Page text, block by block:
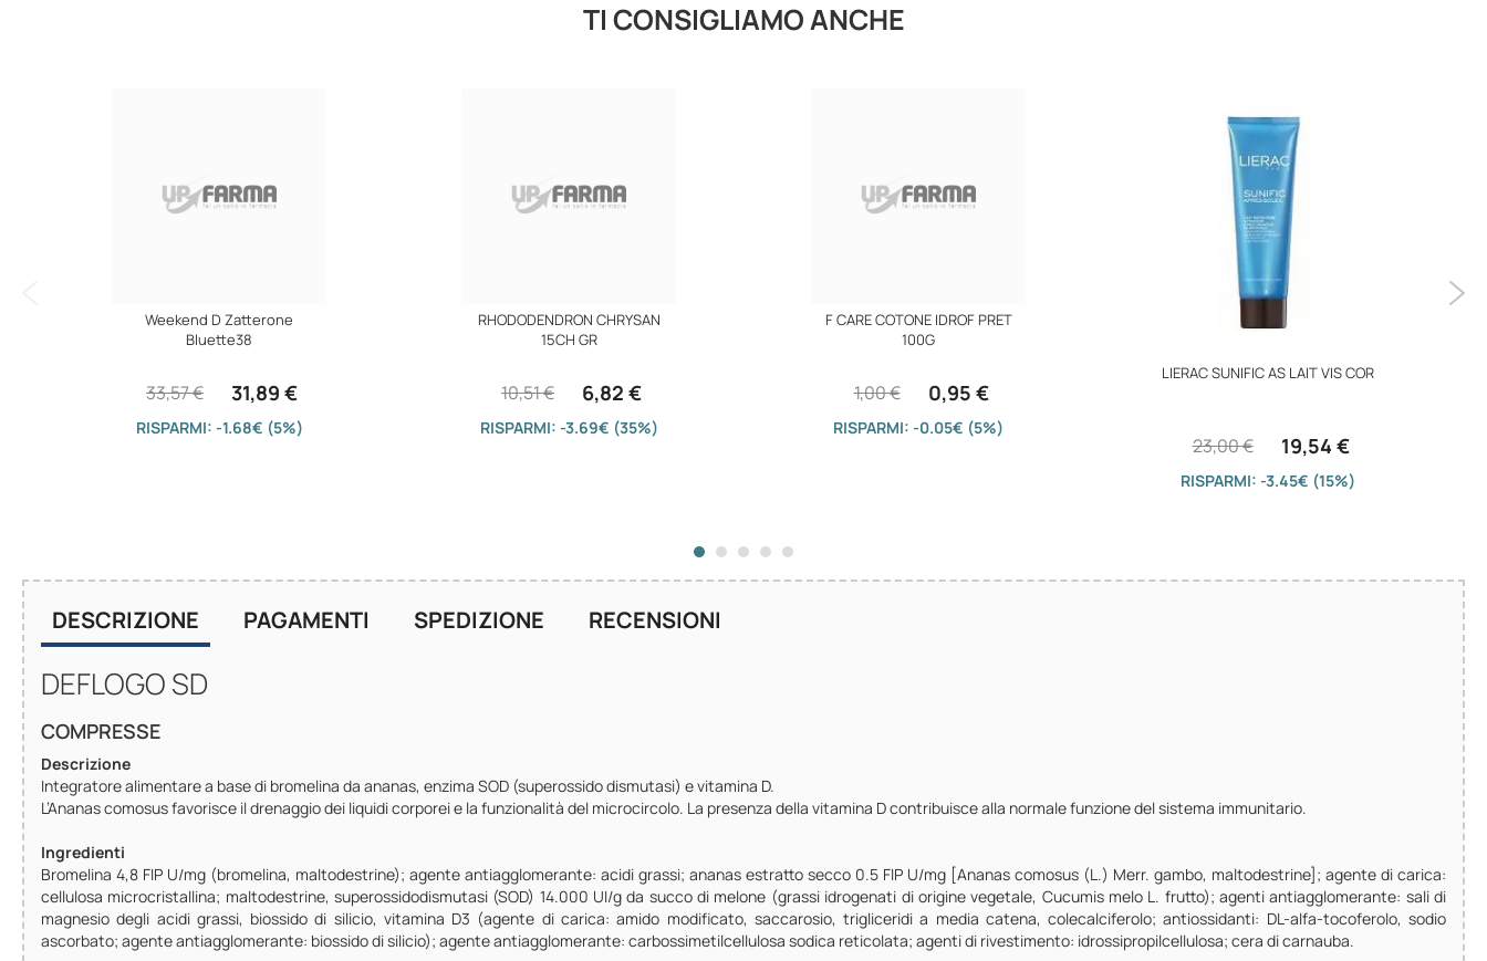
TI CONSIGLIAMO ANCHE
Weekend D Zatterone
Bluette38
31,89 €
33,57 €
RISPARMI: -1.68€ (5%)
RHODODENDRON CHRYSAN
15CH GR
6,82 €
10,51 €
RISPARMI: -3.69€ (35%)
F CARE COTONE IDROF PRET
100G
0,95 €
1,00 €
RISPARMI: -0.05€ (5%)
LIERAC SUNIFIC AS LAIT VIS COR
19,54 €
23,00 €
RISPARMI: -3.45€ (15%)
DESCRIZIONE
DEFLOGO SD
COMPRESSE
Descrizione
Integratore alimentare a base di bromelina da ananas, enzima SOD (superossido dismutasi) e vitamina D.
L’Ananas comosus favorisce il drenaggio dei liquidi corporei e la funzionalità del microcircolo. La presenza della vitamina D contribuisce alla normale funzione del sistema immunitario.
Ingredienti
Bromelina 4,8 FIP U/mg (bromelina, maltodestrine); agente antiagglomerante: acidi grassi; ananas estratto secco 0.5 FIP U/mg [Ananas comosus (L.) Merr. gambo, maltodestrine]; agente di carica:
cellulosa microcristallina; maltodestrine, superossidodismutasi (SOD) 14.000 UI/g da succo di melone (grassi idrogenati di origine vegetale, Cucumis melo L. frutto); agenti antiagglomerante: sali di
magnesio degli acidi grassi, biossido di silicio, vitamina D3 (agente di carica: amido modificato, saccarosio, trigliceridi a media catena, colecalciferolo; antiossidanti: DL-alfa-tocoferolo, sodio
ascorbato; agente antiagglomerante: biossido di silicio); agente antiagglomerante: carbossimetilcellulosa sodica reticolata; agenti di rivestimento: idrossipropilcellulosa; cera di carnauba.
PAGAMENTI SPEDIZIONE RECENSIONI